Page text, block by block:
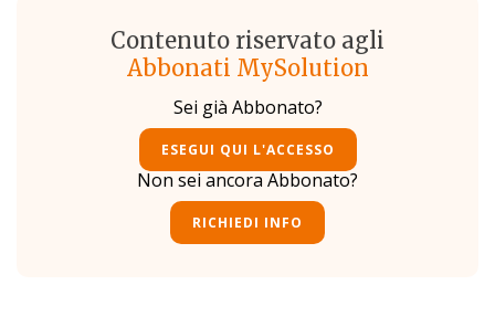
Contenuto riservato agli
Abbonati MySolution
Sei già Abbonato?
ESEGUI QUI L'ACCESSO
Non sei ancora Abbonato?
RICHIEDI INFO